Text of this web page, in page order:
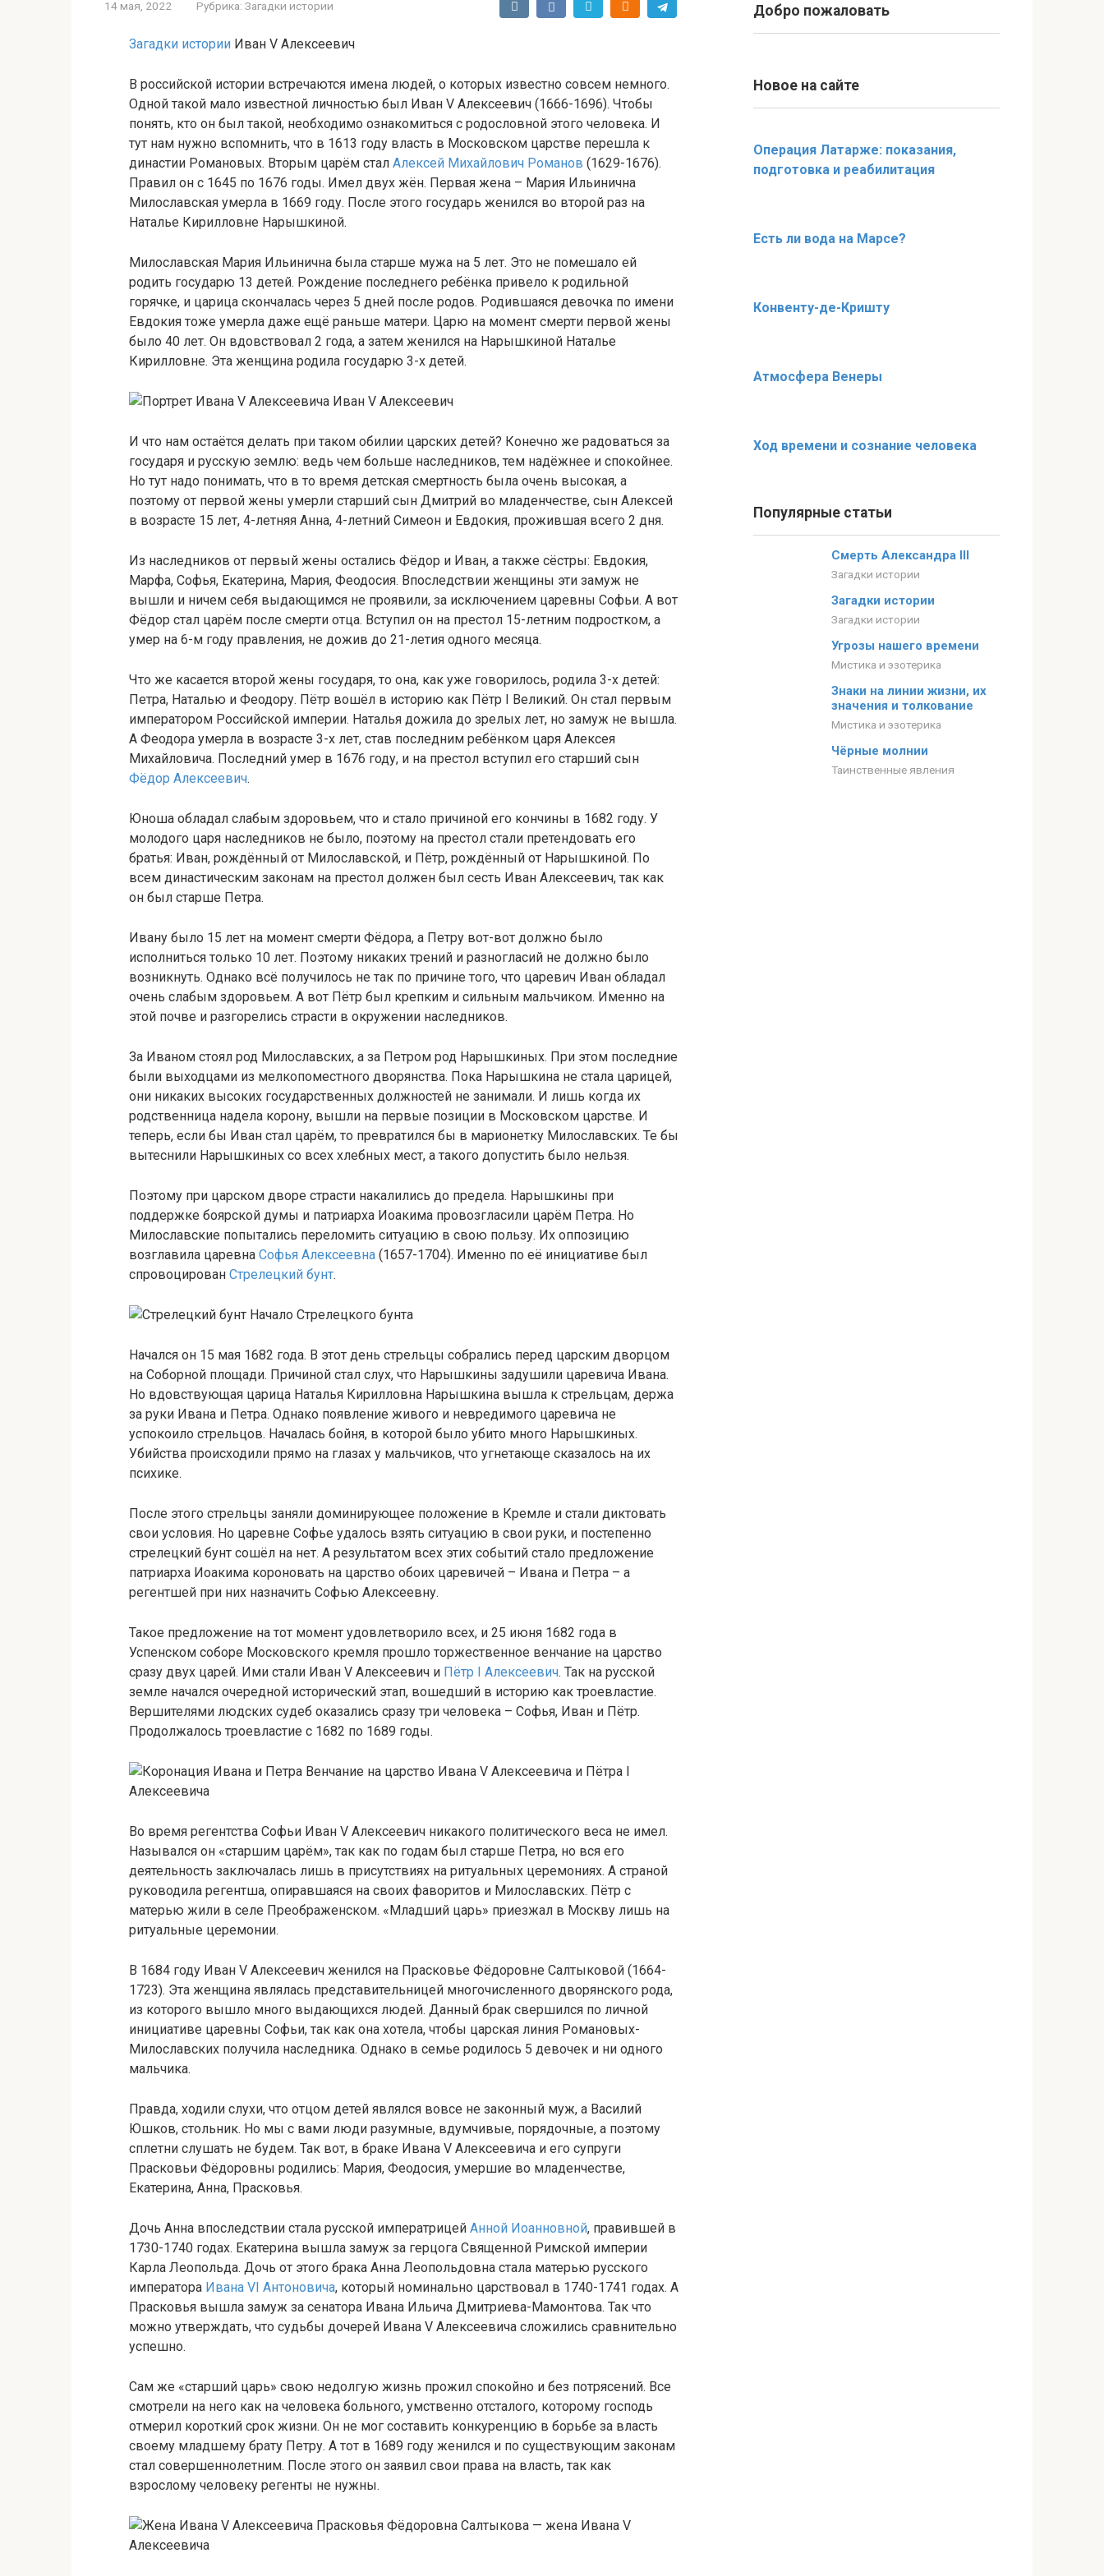
14 мая, 2022 Рубрика: Загадки истории
Загадки истории Иван V Алексеевич
В российской истории встречаются имена людей, о которых известно совсем немного.
Одной такой мало известной личностью был Иван V Алексеевич (1666-1696). Чтобы
понять, кто он был такой, необходимо ознакомиться с родословной этого человека. И
тут нам нужно вспомнить, что в 1613 году власть в Московском царстве перешла к
династии Романовых. Вторым царём стал Алексей Михайлович Романов (1629-1676).
Правил он с 1645 по 1676 годы. Имел двух жён. Первая жена – Мария Ильинична
Милославская умерла в 1669 году. После этого государь женился во второй раз на
Наталье Кирилловне Нарышкиной.
Милославская Мария Ильинична была старше мужа на 5 лет. Это не помешало ей
родить государю 13 детей. Рождение последнего ребёнка привело к родильной
горячке, и царица скончалась через 5 дней после родов. Родившаяся девочка по имени
Евдокия тоже умерла даже ещё раньше матери. Царю на момент смерти первой жены
было 40 лет. Он вдовствовал 2 года, а затем женился на Нарышкиной Наталье
Кирилловне. Эта женщина родила государю 3-х детей.
Иван V Алексеевич
И что нам остаётся делать при таком обилии царских детей? Конечно же радоваться за
государя и русскую землю: ведь чем больше наследников, тем надёжнее и спокойнее.
Но тут надо понимать, что в то время детская смертность была очень высокая, а
поэтому от первой жены умерли старший сын Дмитрий во младенчестве, сын Алексей
в возрасте 15 лет, 4-летняя Анна, 4-летний Симеон и Евдокия, прожившая всего 2 дня.
Из наследников от первый жены остались Фёдор и Иван, а также сёстры: Евдокия,
Марфа, Софья, Екатерина, Мария, Феодосия. Впоследствии женщины эти замуж не
вышли и ничем себя выдающимся не проявили, за исключением царевны Софьи. А вот
Фёдор стал царём после смерти отца. Вступил он на престол 15-летним подростком, а
умер на 6-м году правления, не дожив до 21-летия одного месяца.
Что же касается второй жены государя, то она, как уже говорилось, родила 3-х детей:
Петра, Наталью и Феодору. Пётр вошёл в историю как Пётр I Великий. Он стал первым
императором Российской империи. Наталья дожила до зрелых лет, но замуж не вышла.
А Феодора умерла в возрасте 3-х лет, став последним ребёнком царя Алексея
Михайловича. Последний умер в 1676 году, и на престол вступил его старший сын
Фёдор Алексеевич.
Юноша обладал слабым здоровьем, что и стало причиной его кончины в 1682 году. У
молодого царя наследников не было, поэтому на престол стали претендовать его
братья: Иван, рождённый от Милославской, и Пётр, рождённый от Нарышкиной. По
всем династическим законам на престол должен был сесть Иван Алексеевич, так как
он был старше Петра.
Ивану было 15 лет на момент смерти Фёдора, а Петру вот-вот должно было
исполниться только 10 лет. Поэтому никаких трений и разногласий не должно было
возникнуть. Однако всё получилось не так по причине того, что царевич Иван обладал
очень слабым здоровьем. А вот Пётр был крепким и сильным мальчиком. Именно на
этой почве и разгорелись страсти в окружении наследников.
За Иваном стоял род Милославских, а за Петром род Нарышкиных. При этом последние
были выходцами из мелкопоместного дворянства. Пока Нарышкина не стала царицей,
они никаких высоких государственных должностей не занимали. И лишь когда их
родственница надела корону, вышли на первые позиции в Московском царстве. И
теперь, если бы Иван стал царём, то превратился бы в марионетку Милославских. Те бы
вытеснили Нарышкиных со всех хлебных мест, а такого допустить было нельзя.
Поэтому при царском дворе страсти накалились до предела. Нарышкины при
поддержке боярской думы и патриарха Иоакима провозгласили царём Петра. Но
Милославские попытались переломить ситуацию в свою пользу. Их оппозицию
возглавила царевна Софья Алексеевна (1657-1704). Именно по её инициативе был
спровоцирован Стрелецкий бунт.
Начало Стрелецкого бунта
Начался он 15 мая 1682 года. В этот день стрельцы собрались перед царским дворцом
на Соборной площади. Причиной стал слух, что Нарышкины задушили царевича Ивана.
Но вдовствующая царица Наталья Кирилловна Нарышкина вышла к стрельцам, держа
за руки Ивана и Петра. Однако появление живого и невредимого царевича не
успокоило стрельцов. Началась бойня, в которой было убито много Нарышкиных.
Убийства происходили прямо на глазах у мальчиков, что угнетающе сказалось на их
психике.
После этого стрельцы заняли доминирующее положение в Кремле и стали диктовать
свои условия. Но царевне Софье удалось взять ситуацию в свои руки, и постепенно
стрелецкий бунт сошёл на нет. А результатом всех этих событий стало предложение
патриарха Иоакима короновать на царство обоих царевичей – Ивана и Петра – а
регентшей при них назначить Софью Алексеевну.
Такое предложение на тот момент удовлетворило всех, и 25 июня 1682 года в
Успенском соборе Московского кремля прошло торжественное венчание на царство
сразу двух царей. Ими стали Иван V Алексеевич и Пётр I Алексеевич. Так на русской
земле начался очередной исторический этап, вошедший в историю как троевластие.
Вершителями людских судеб оказались сразу три человека – Софья, Иван и Пётр.
Продолжалось троевластие с 1682 по 1689 годы.
Венчание на царство Ивана V Алексеевича и Пётра I
Алексеевича
Во время регентства Софьи Иван V Алексеевич никакого политического веса не имел.
Назывался он «старшим царём», так как по годам был старше Петра, но вся его
деятельность заключалась лишь в присутствиях на ритуальных церемониях. А страной
руководила регентша, опиравшаяся на своих фаворитов и Милославских. Пётр с
матерью жили в селе Преображенском. «Младший царь» приезжал в Москву лишь на
ритуальные церемонии.
В 1684 году Иван V Алексеевич женился на Прасковье Фёдоровне Салтыковой (1664-
1723). Эта женщина являлась представительницей многочисленного дворянского рода,
из которого вышло много выдающихся людей. Данный брак свершился по личной
инициативе царевны Софьи, так как она хотела, чтобы царская линия Романовых-
Милославских получила наследника. Однако в семье родилось 5 девочек и ни одного
мальчика.
Правда, ходили слухи, что отцом детей являлся вовсе не законный муж, а Василий
Юшков, стольник. Но мы с вами люди разумные, вдумчивые, порядочные, а поэтому
сплетни слушать не будем. Так вот, в браке Ивана V Алексеевича и его супруги
Прасковьи Фёдоровны родились: Мария, Феодосия, умершие во младенчестве,
Екатерина, Анна, Прасковья.
Дочь Анна впоследствии стала русской императрицей Анной Иоанновной, правившей в
1730-1740 годах. Екатерина вышла замуж за герцога Священной Римской империи
Карла Леопольда. Дочь от этого брака Анна Леопольдовна стала матерью русского
императора Ивана VI Антоновича, который номинально царствовал в 1740-1741 годах. А
Прасковья вышла замуж за сенатора Ивана Ильича Дмитриева-Мамонтова. Так что
можно утверждать, что судьбы дочерей Ивана V Алексеевича сложились сравнительно
успешно.
Сам же «старший царь» свою недолгую жизнь прожил спокойно и без потрясений. Все
смотрели на него как на человека больного, умственно отсталого, которому господь
отмерил короткий срок жизни. Он не мог составить конкуренцию в борьбе за власть
своему младшему брату Петру. А тот в 1689 году женился и по существующим законам
стал совершеннолетним. После этого он заявил свои права на власть, так как
взрослому человеку регенты не нужны.
Прасковья Фёдоровна Салтыкова — жена Ивана V
Алексеевича
Добро пожаловать
Новое на сайте
Операция Латарже: показания,
подготовка и реабилитация
Есть ли вода на Марсе?
Конвенту-де-Кришту
Атмосфера Венеры
Ход времени и сознание человека
Популярные статьи
Смерть Александра III
Загадки истории
Загадки истории
Загадки истории
Угрозы нашего времени
Мистика и эзотерика
Знаки на линии жизни, их
значения и толкование
Мистика и эзотерика
Чёрные молнии
Таинственные явления